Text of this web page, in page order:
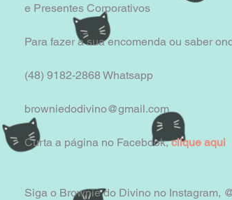
e Presentes Corporativos
Para fazer a sua encomenda ou saber
(48) 9182-2868 Whatsapp
browniedodivino@gmail.com
Curta a página no Facebook, clique aqui
Siga o Brownie do Divino no Instagram,